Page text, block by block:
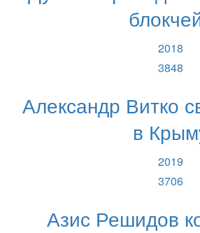
2018
3848
Александр Витко
в
2019
3706
Азис Решидов